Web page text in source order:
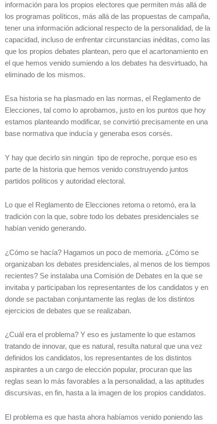
información para los propios electores que permiten más allá de
los programas políticos, más allá de las propuestas de campaña,
tener una información adicional respecto de la personalidad, de la
capacidad, incluso de enfrentar circunstancias inéditas, como las
que los propios debates plantean, pero que el acartonamiento en
el que hemos venido sumiendo a los debates ha desvirtuado, ha
eliminado de los mismos.
Esa historia se ha plasmado en las normas, el Reglamento de
Elecciones, tal como lo aprobamos, justo en los puntos que hoy
estamos planteando modificar, se convirtió precisamente en una
base normativa que inducía y generaba esos corsés.
Y hay que decirlo sin ningún tipo de reproche, porque eso es
parte de la historia que hemos venido construyendo juntos
partidos políticos y autoridad electoral.
Lo que el Reglamento de Elecciones retoma o retomó, era la
tradición con la que, sobre todo los debates presidenciales se
habían venido generando.
¿Cómo se hacía? Hagamos un poco de memoria. ¿Cómo se
organizaban los debates presidenciales, al menos de los tiempos
recientes? Se instalaba una Comisión de Debates en la que se
invitaba y participaban los representantes de los candidatos y en
donde se pactaban conjuntamente las reglas de los distintos
ejercicios de debates que se realizaban.
¿Cuál era el problema? Y eso es justamente lo que estamos
tratando de innovar, que es natural, resulta natural que una vez
definidos los candidatos, los representantes de los distintos
aspirantes a un cargo de elección popular, procuran que las
reglas sean lo más favorables a la personalidad, a las aptitudes
discursivas, en fin, hasta a la imagen de los propios candidatos.
El problema es que hasta ahora habíamos venido poniendo las